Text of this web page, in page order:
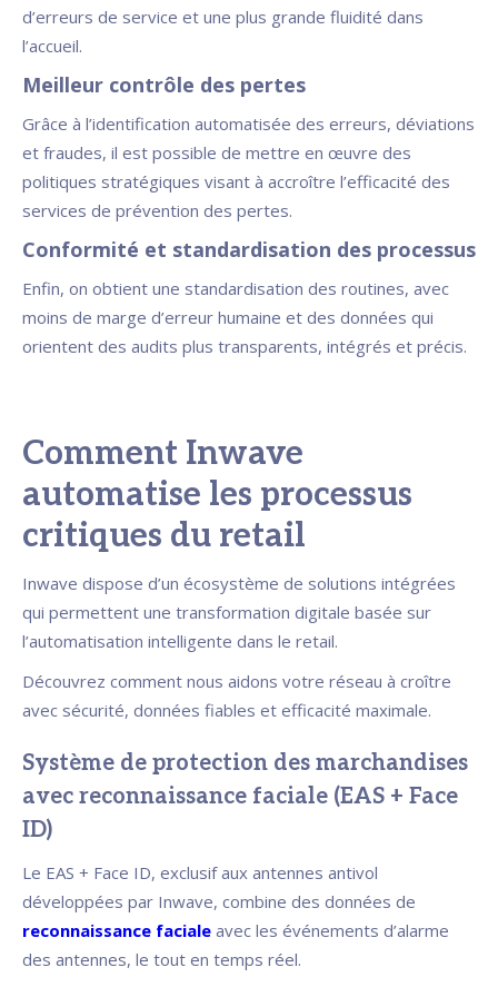
d’erreurs de service et une plus grande fluidité dans
l’accueil.
Meilleur contrôle des pertes
Grâce à l’identification automatisée des erreurs, déviations
et fraudes, il est possible de mettre en œuvre des
politiques stratégiques visant à accroître l’efficacité des
services de prévention des pertes.
Conformité et standardisation des processus
Enfin, on obtient une standardisation des routines, avec
moins de marge d’erreur humaine et des données qui
orientent des audits plus transparents, intégrés et précis.
Comment Inwave
automatise les processus
critiques du retail
Inwave dispose d’un écosystème de solutions intégrées
qui permettent une transformation digitale basée sur
l’automatisation intelligente dans le retail.
Découvrez comment nous aidons votre réseau à croître
avec sécurité, données fiables et efficacité maximale.
Système de protection des marchandises
avec reconnaissance faciale (EAS + Face
ID)
Le EAS + Face ID, exclusif aux antennes antivol
développées par Inwave, combine des données de
reconnaissance faciale avec les événements d’alarme
des antennes, le tout en temps réel.